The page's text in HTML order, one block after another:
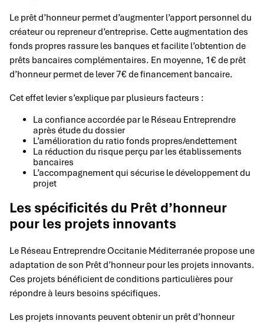
Le prêt d’honneur permet d’augmenter l’apport personnel du
créateur ou repreneur d’entreprise. Cette augmentation des
fonds propres rassure les banques et facilite l’obtention de
prêts bancaires complémentaires. En moyenne, 1€ de prêt
d’honneur permet de lever 7€ de financement bancaire.
Cet effet levier s’explique par plusieurs facteurs :
La confiance accordée par le Réseau Entreprendre
après étude du dossier
L’amélioration du ratio fonds propres/endettement
La réduction du risque perçu par les établissements
bancaires
L’accompagnement qui sécurise le développement du
projet
Les spécificités du Prêt d’honneur
pour les projets innovants
Le Réseau Entreprendre Occitanie Méditerranée propose une
adaptation de son Prêt d’honneur pour les projets innovants.
Ces projets bénéficient de conditions particulières pour
répondre à leurs besoins spécifiques.
Les projets innovants peuvent obtenir un prêt d’honneur